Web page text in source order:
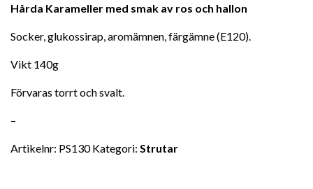
Hårda Karameller med smak av ros och hallon
Socker, glukossirap, aromämnen, färgämne (E120).
Vikt 140g
Förvaras torrt och svalt.
–
Artikelnr: PS130 Kategori: Strutar